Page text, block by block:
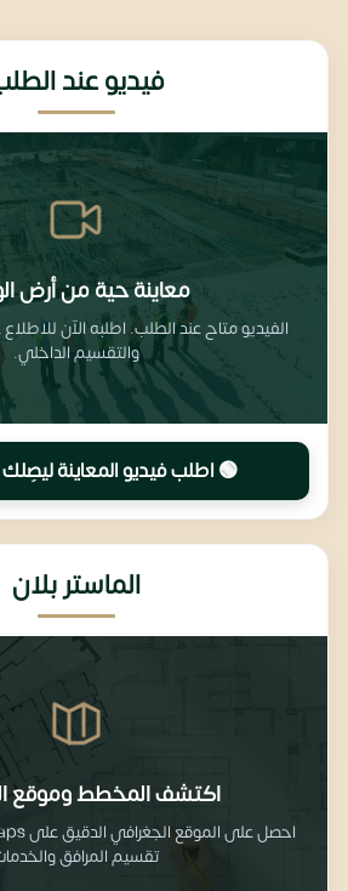
فيديو عند
معاينة حية من أرض
الفيديو متاح عند الطلب. اطلبه الآن
والتقسيم الداخلي.
🟢 اطلب فيديو المعاينة
الماستر بلان
اكتشف المخطط وموقع
تقسيم المرافق